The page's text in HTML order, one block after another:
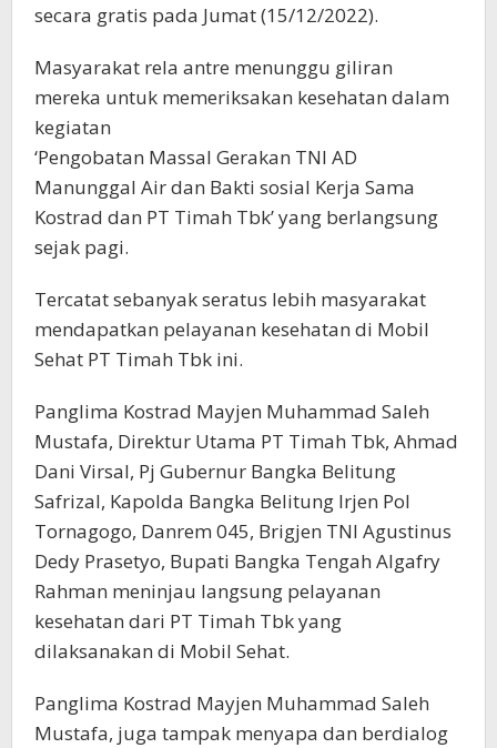
secara gratis pada Jumat (15/12/2022).
Masyarakat rela antre menunggu giliran
mereka untuk memeriksakan kesehatan dalam
kegiatan
‘Pengobatan Massal Gerakan TNI AD
Manunggal Air dan Bakti sosial Kerja Sama
Kostrad dan PT Timah Tbk’ yang berlangsung
sejak pagi.
Tercatat sebanyak seratus lebih masyarakat
mendapatkan pelayanan kesehatan di Mobil
Sehat PT Timah Tbk ini.
Panglima Kostrad Mayjen Muhammad Saleh
Mustafa, Direktur Utama PT Timah Tbk, Ahmad
Dani Virsal, Pj Gubernur Bangka Belitung
Safrizal, Kapolda Bangka Belitung Irjen Pol
Tornagogo, Danrem 045, Brigjen TNI Agustinus
Dedy Prasetyo, Bupati Bangka Tengah Algafry
Rahman meninjau langsung pelayanan
kesehatan dari PT Timah Tbk yang
dilaksanakan di Mobil Sehat.
Panglima Kostrad Mayjen Muhammad Saleh
Mustafa, juga tampak menyapa dan berdialog